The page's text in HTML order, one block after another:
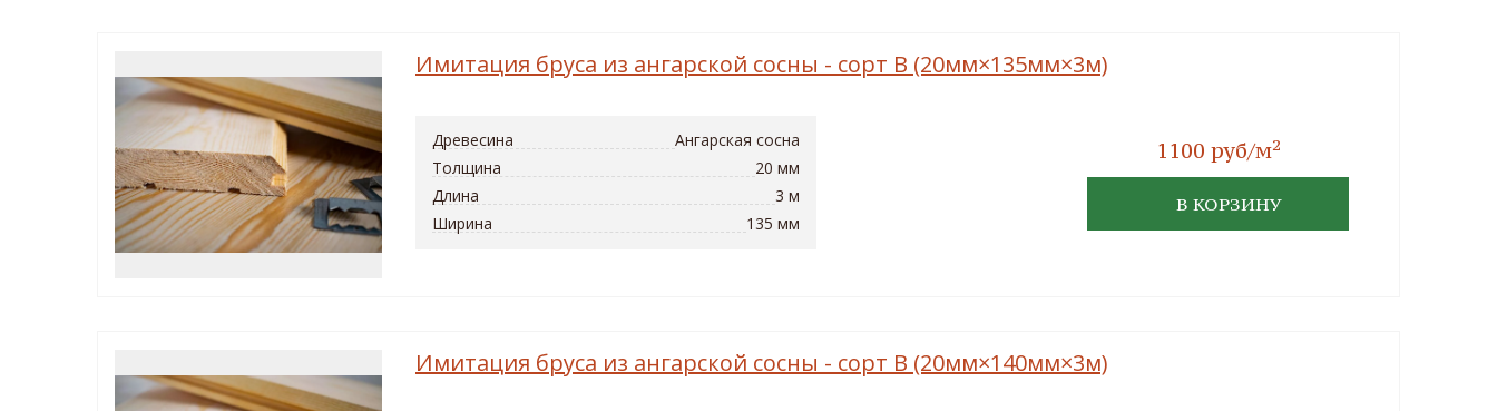
Имитация бруса из ангарской сосны - сорт B (20мм×135мм×3м)
Древесина
Ангарская сосна
Толщина
20 мм
Длина
3 м
Ширина
135 мм
1100 руб/м2
В КОРЗИНУ
Имитация бруса из ангарской сосны - сорт B (20мм×140мм×3м)